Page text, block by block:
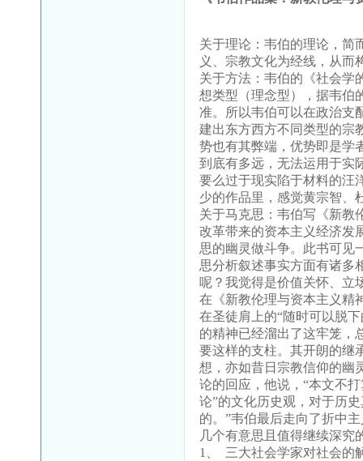
关于理论：韦伯的理论，简
义、宗教文化为经线，从而
关于方法：韦伯的《社会学
想类型（理念型），据韦伯
准。所以韦伯可以在政治支
建出东方西方不同类型的宗
势也有其弊端，优势即是学
到底有多远，无法运用于实
要么过于现实陷于材料的汪
少的作品里，感觉黄宗智、
关于马克思：韦伯写《新教
改革带来的资本主义经济发
思的幽灵做斗争。此书可见
思分析叙述事实方面有诸多
呢？我觉得是价值关怀、立
在《新教伦理与资本主义精
在圣徒肩上的“随时可以脱
的精神已经溜出了这牢笼，
要这样的支柱。其开朗的继
想，亦如昔日宗教信仰的幽
论的回应，他说，“本文不
论”的文化历史观，对于历
的。”韦伯最后走向了折中
几个有意思且值得继续深究
1、 三大社会学家对社会的